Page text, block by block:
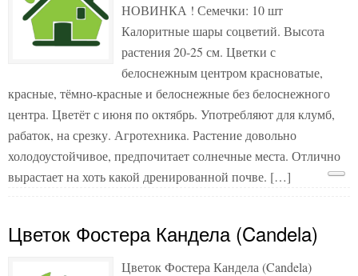
НОВИНКА ! Семечки: 10 шт
Калоритные шары соцветий. Высота
растения 20-25 см. Цветки с
белоснежным центром красноватые,
красные, тёмно-красные и белоснежные без белоснежного
центра. Цветёт с июня по октябрь. Употребляют для клумб,
рабаток, на срезку. Агротехника. Растение довольно
холодоустойчивое, предпочитает солнечные места. Отлично
вырастает на хоть какой дренированной почве. […]
Цветок Фостера Кандела (Candela)
Цветок Фостера Кандела (Candela)